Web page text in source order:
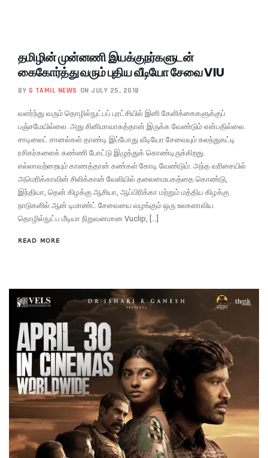
தமிழின் முன்னணி இயக்குநர்களுடன்
கைகோர்த்து வரும் புதிய வீடியோ சேவை VIU
BY G TAMIL NEWS ON JULY 25, 2018
வளர்ந்து வரும் தொழில்நுட்பப் புரட்சியில் இனி கேளிக்கைகளுக்குப்
பஞ்சமேயில்லை. அது சினிமாவாகத்தான் இருக்க வேண்டும் என்பதில்லை.
சாடிலைட் சானல்கள் தாண்டி இப்போது வீடியோ சேவையும் கலந்துகட்டி
ரசிகர்களைக் கண்ணி போட்டு இழுத்துக் கொண்டிருக்கிறது.
எல்லாவற்றையும் காணத்தான் கண்கள் கோடி வேண்டும். அந்த வரிசையில்
அமெரிக்காவின் சிலிக்கான் வேலியில் தலைமையகத்தை கொண்டு,
இந்தியா, தென் கிழக்கு ஆசியா, ஆப்பிரிக்கா மற்றும் மத்திய கிழக்கு
நாடுகளில் ஆன் டிமாண்ட் சேவையை வழங்கும் ஒரு உலகளாவிய
தொழில்நுட்ப மீடியா நிறுவனமான Vuclip, […]
READ MORE